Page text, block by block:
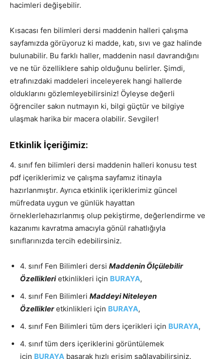
hacimleri değişebilir.
Kısacası fen bilimleri dersi maddenin halleri çalışma
sayfamızda görüyoruz ki madde, katı, sıvı ve gaz halinde
bulunabilir. Bu farklı haller, maddenin nasıl davrandığını
ve ne tür özelliklere sahip olduğunu belirler. Şimdi,
etrafınızdaki maddeleri inceleyerek hangi hallerde
olduklarını gözlemleyebilirsiniz! Öyleyse değerli
öğrenciler sakın nutmayın ki, bilgi güçtür ve bilgiye
ulaşmak harika bir macera olabilir. Sevgiler!
Etkinlik İçeriğimiz:
4. sınıf fen bilimleri dersi maddenin halleri konusu test
pdf içeriklerimiz ve çalışma sayfamız itinayla
hazırlanmıştır. Ayrıca etkinlik içeriklerimiz güncel
müfredata uygun ve günlük hayattan
örneklerlehazırlanmış olup pekiştirme, değerlendirme ve
kazanımı kavratma amacıyla gönül rahatlığıyla
sınıflarınızda tercih edebilirsiniz.
4. sınıf Fen Bilimleri dersi Maddenin Ölçülebilir
Özelliklerietkinlikleri için BURAYA,
4. sınıf Fen Bilimleri Maddeyi Niteleyen
Özellikleretkinlikleri için BURAYA,
4. sınıf Fen Bilimleri tüm ders içerikleri için BURAYA,
4. sınıf tüm ders içeriklerini görüntülemek
için BURAYA basarak hızlı erişim sağlayabilirsiniz.